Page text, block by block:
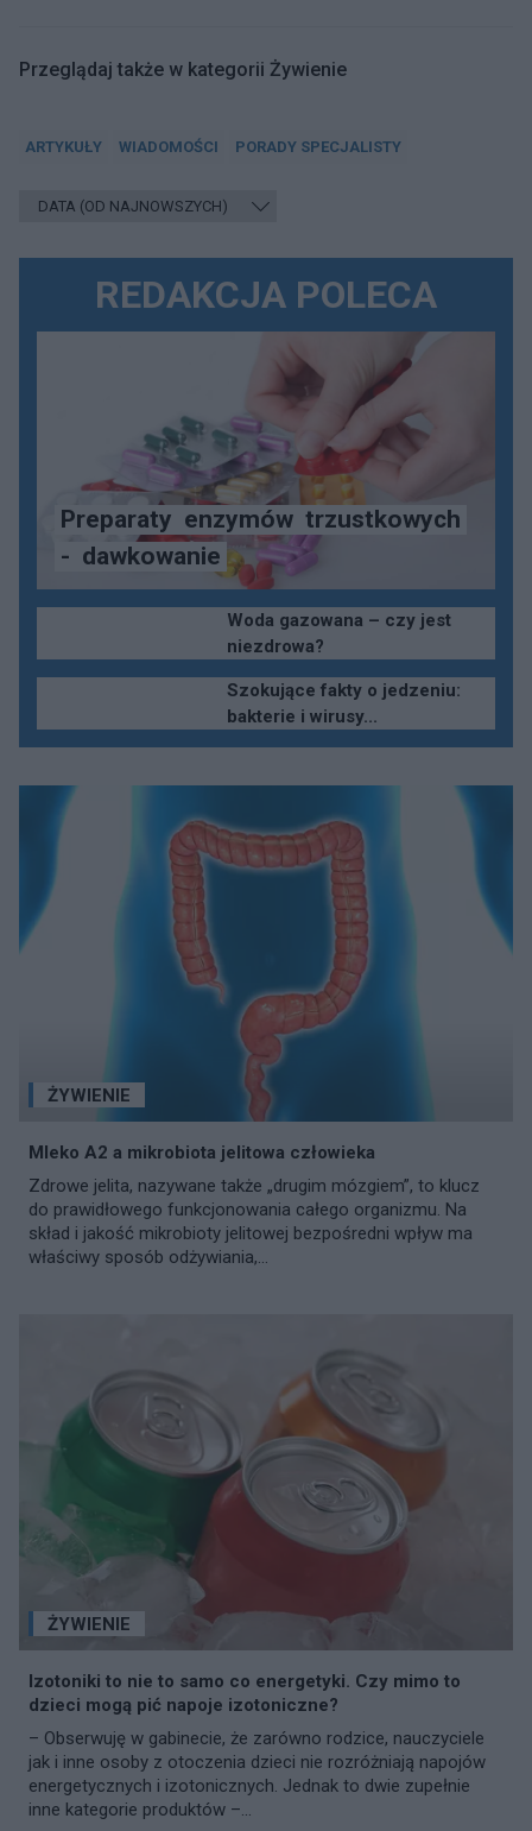
Przeglądaj także w kategorii Żywienie
ARTYKUŁY WIADOMOŚCI PORADY SPECJALISTY
REDAKCJA POLECA
Preparaty enzymów trzustkowych
- dawkowanie
Woda gazowana – czy jest
niezdrowa?
Szokujące fakty o jedzeniu:
bakterie i wirusy...
ŻYWIENIE
Mleko A2 a mikrobiota jelitowa człowieka
Zdrowe jelita, nazywane także „drugim mózgiem”, to klucz
do prawidłowego funkcjonowania całego organizmu. Na
skład i jakość mikrobioty jelitowej bezpośredni wpływ ma
właściwy sposób odżywiania,...
ŻYWIENIE
Izotoniki to nie to samo co energetyki. Czy mimo to
dzieci mogą pić napoje izotoniczne?
– Obserwuję w gabinecie, że zarówno rodzice, nauczyciele
jak i inne osoby z otoczenia dzieci nie rozróżniają napojów
energetycznych i izotonicznych. Jednak to dwie zupełnie
inne kategorie produktów –...